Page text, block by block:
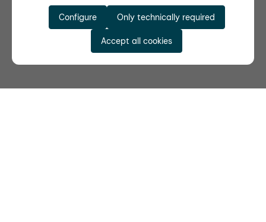
Only technically required
Configure
Accept all cookies